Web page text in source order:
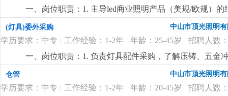
培训一线员工bom及erp基础操作；定期梳理数据并出
上相关工作经验，有制造业bom编制、erp操作经验，或
编制规范、物料编码规则，了解商业照明灯具产品结构
会使用cad及excel等办公软件。4. 具备生产现场异常排
适应生产现场办公，擅长跨部门协作。二、工程文员
报。2. 负责商业照明新品bom表的编制、维护与更新。
图纸等信息录入。(二)任职要求：1. 有灯具行业工作经
协调能力好，亲和力佳。3. 熟练使用word、excel、cad
一、岗位职责：1. 主导led商业照明产品（美规/欧规）
作、模具开发、试产及设计优化全流程，解决关键节点
输出规范准确。4. 牵头研发及生产过程中的结构工艺难
内3c认证要求，指导团队完成相关技术文档准备。6. 参
格：1. 机械/模具相关专业，大专及以上学历。2. 5年以
熟悉欧盟相关标准，熟悉国内3c认证流程及要求。4. 精
熟悉压铸、塑胶、五金模具及材料特性，能独立选型
7. 有c1驾照优先。更详细...
(灯具)委外采购 中山市顶光照明
学历要求：中专 | 工作经验：1-2年 | 年龄：25-45岁 | 招聘人数
一、岗位职责：1. 负责灯具配件采购，了解压铸、五金
化、喷砂等）：完成订单下达、交期跟进、到货跟踪及
结算付款工作。3. 维护并管理外协供应商关系，熟练
二、任职要求：1. 熟练使用办公软件及erp系统，具备
仓管 中山市顶光照明
学历要求：中专 | 工作经验：1-2年 | 年龄：20-45岁 | 招聘人数